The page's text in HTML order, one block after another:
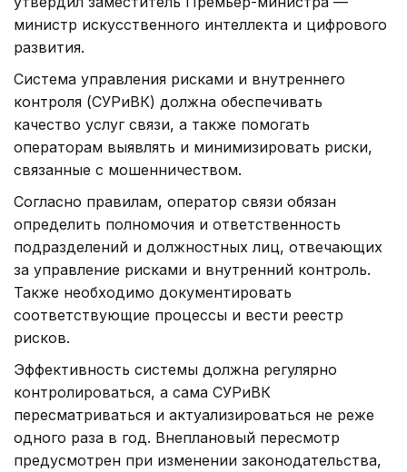
министр искусственного интеллекта и цифрового
развития.
Система управления рисками и внутреннего
контроля (СУРиВК) должна обеспечивать
качество услуг связи, а также помогать
операторам выявлять и минимизировать риски,
связанные с мошенничеством.
Согласно правилам, оператор связи обязан
определить полномочия и ответственность
подразделений и должностных лиц, отвечающих
за управление рисками и внутренний контроль.
Также необходимо документировать
соответствующие процессы и вести реестр
рисков.
Эффективность системы должна регулярно
контролироваться, а сама СУРиВК
пересматриваться и актуализироваться не реже
одного раза в год. Внеплановый пересмотр
предусмотрен при изменении законодательства,